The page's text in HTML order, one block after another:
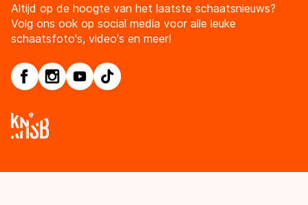
Altijd op de hoogte van het laatste schaatsnieuws?
Volg ons ook op social media voor alle leuke
schaatsfoto's, video's en meer!